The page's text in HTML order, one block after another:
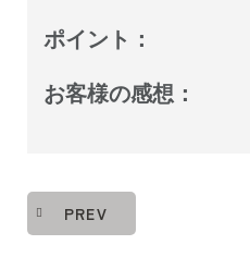
ポイント：
お客様の感想：
PREV